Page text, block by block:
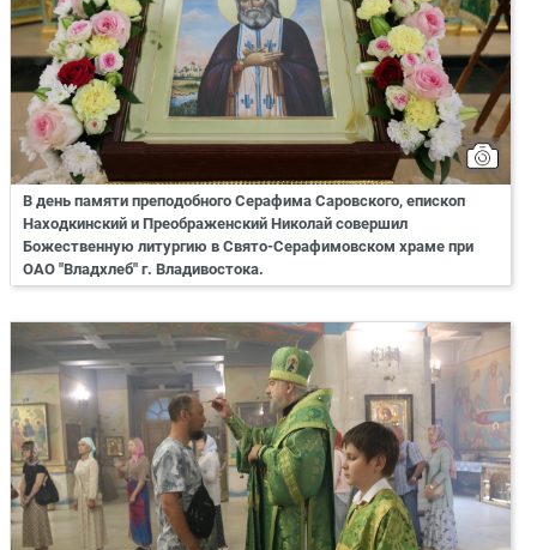
В день памяти преподобного Серафима Саровского, епископ
Находкинский и Преображенский Николай совершил
Божественную литургию в Свято-Серафимовском храме при
ОАО "Владхлеб" г. Владивостока.